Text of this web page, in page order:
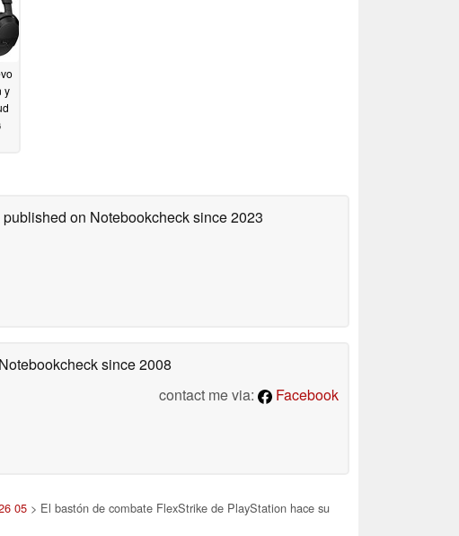
y
on Notebookchecksince 2023
since 2008
contact me via:
Facebook
05 > El bastón de combate FlexStrike de PlayStation hace su